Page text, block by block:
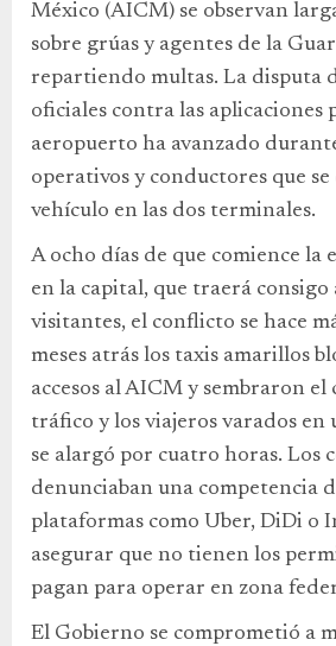
México (AICM) se observan
sobre grúas y agentes de la
repartiendo multas. La disputa
oficiales contra las
aeropuerto ha avanzado
operativos y conductores que
vehículo en las dos terminales.
A ocho días de que comience la
en la capital, que traerá consigo
visitantes, el conflicto se hace
meses atrás los taxis amarillos
accesos al AICM y sembraron el
tráfico y los viajeros varados en
se alargó por cuatro horas. Los
denunciaban una competencia
plataformas como Uber, DiDi o
asegurar que no tienen los
pagan para operar en zona
El Gobierno se comprometió a